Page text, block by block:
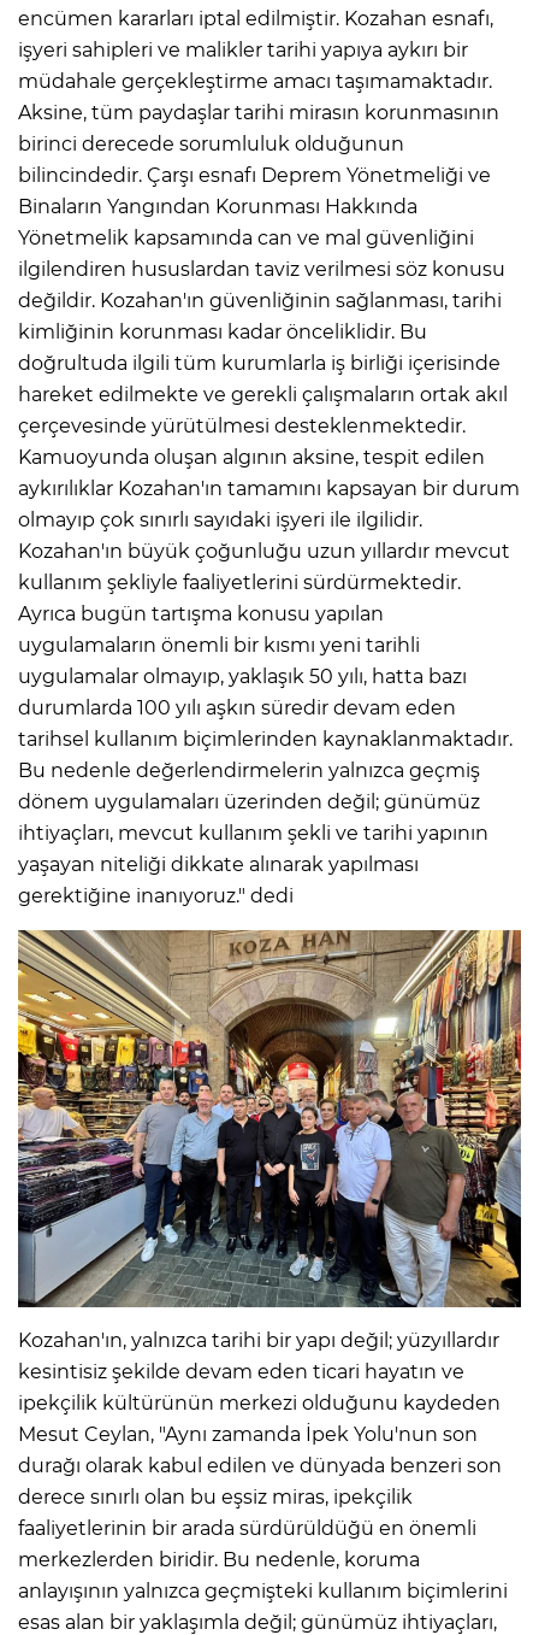
encümen kararları iptal edilmiştir. Kozahan esnafı,
işyeri sahipleri ve malikler tarihi yapıya aykırı bir
müdahale gerçekleştirme amacı taşımamaktadır.
Aksine, tüm paydaşlar tarihi mirasın korunmasının
birinci derecede sorumluluk olduğunun
bilincindedir. Çarşı esnafı Deprem Yönetmeliği ve
Binaların Yangından Korunması Hakkında
Yönetmelik kapsamında can ve mal güvenliğini
ilgilendiren hususlardan taviz verilmesi söz konusu
değildir. Kozahan'ın güvenliğinin sağlanması, tarihi
kimliğinin korunması kadar önceliklidir. Bu
doğrultuda ilgili tüm kurumlarla iş birliği içerisinde
hareket edilmekte ve gerekli çalışmaların ortak akıl
çerçevesinde yürütülmesi desteklenmektedir.
Kamuoyunda oluşan algının aksine, tespit edilen
aykırılıklar Kozahan'ın tamamını kapsayan bir durum
olmayıp çok sınırlı sayıdaki işyeri ile ilgilidir.
Kozahan'ın büyük çoğunluğu uzun yıllardır mevcut
kullanım şekliyle faaliyetlerini sürdürmektedir.
Ayrıca bugün tartışma konusu yapılan
uygulamaların önemli bir kısmı yeni tarihli
uygulamalar olmayıp, yaklaşık 50 yılı, hatta bazı
durumlarda 100 yılı aşkın süredir devam eden
tarihsel kullanım biçimlerinden kaynaklanmaktadır.
Bu nedenle değerlendirmelerin yalnızca geçmiş
dönem uygulamaları üzerinden değil; günümüz
ihtiyaçları, mevcut kullanım şekli ve tarihi yapının
yaşayan niteliği dikkate alınarak yapılması
gerektiğine inanıyoruz." dedi
Kozahan'ın, yalnızca tarihi bir yapı değil; yüzyıllardır
kesintisiz şekilde devam eden ticari hayatın ve
ipekçilik kültürünün merkezi olduğunu kaydeden
Mesut Ceylan, "Aynı zamanda İpek Yolu'nun son
durağı olarak kabul edilen ve dünyada benzeri son
derece sınırlı olan bu eşsiz miras, ipekçilik
faaliyetlerinin bir arada sürdürüldüğü en önemli
merkezlerden biridir. Bu nedenle, koruma
anlayışının yalnızca geçmişteki kullanım biçimlerini
esas alan bir yaklaşımla değil; günümüz ihtiyaçları,